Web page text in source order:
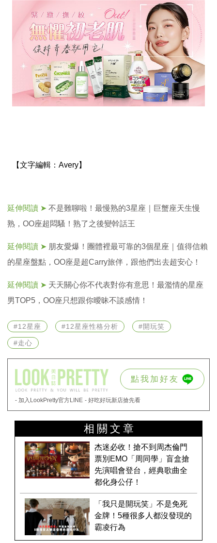
【文字編輯： Avery】
延伸閱讀 ➤ 不是難聊啦！最慢熟的3星座｜巨蟹座天生慢
熟，OO座超悶騷！熟了之後變幹話王
延伸閱讀 ➤ 朋友愛爆！團體裡最可靠的3個星座｜值得信賴
的星座盤點，OO座是超Carry旅伴，跟他們出去超安心！
延伸閱讀 ➤ 天天關心你不代表對你有意思！最濫情的星座
男TOP5，OO座只想跟你曖昧不談感情！
#12星座 #12星座性格分析 #開玩笑
#走心
- 加入LookPretty官方LINE - 好吃好玩新店搶先看
點我加好友
相關文章
杰迷必收！搶不到周杰倫門
票別EMO「周同學」盲盒搶
先演唱會登台，經典歌曲全
都化身公仔！
「我只是開玩笑」不是免死
金牌！5種很多人都沒發現的
霸凌行為